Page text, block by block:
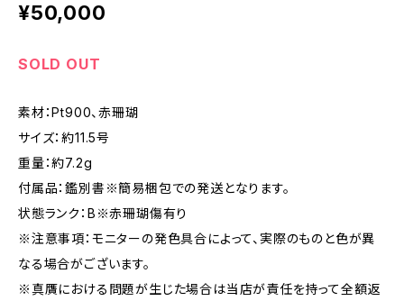
¥50,000
SOLD OUT
素材：Pt900、赤珊瑚
サイズ：約11.5号
重量：約7.2g
付属品：鑑別書※簡易梱包での発送となります。
状態ランク：B※赤珊瑚傷有り
※注意事項：モニターの発色具合によって、実際のものと色が異
なる場合がございます。
※真贋における問題が生じた場合は当店が責任を持って全額返